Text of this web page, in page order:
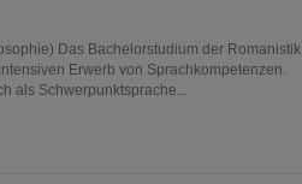
Das Bachelorstudium der Romanistik
Erwerb von Sprachkompetenzen.
als Schwerpunktsprache...